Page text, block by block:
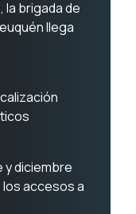
la brigada de
llega
y diciembre
accesos a